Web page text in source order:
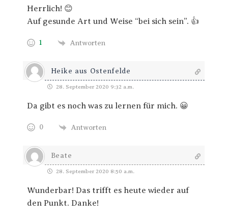
Herrlich! 😊
Auf gesunde Art und Weise “bei sich sein”. 👍
1 Antworten
Heike aus Ostenfelde
28. September 2020 9:32 a.m.
Da gibt es noch was zu lernen für mich. 😀
0 Antworten
Beate
28. September 2020 8:50 a.m.
Wunderbar! Das trifft es heute wieder auf
den Punkt. Danke!